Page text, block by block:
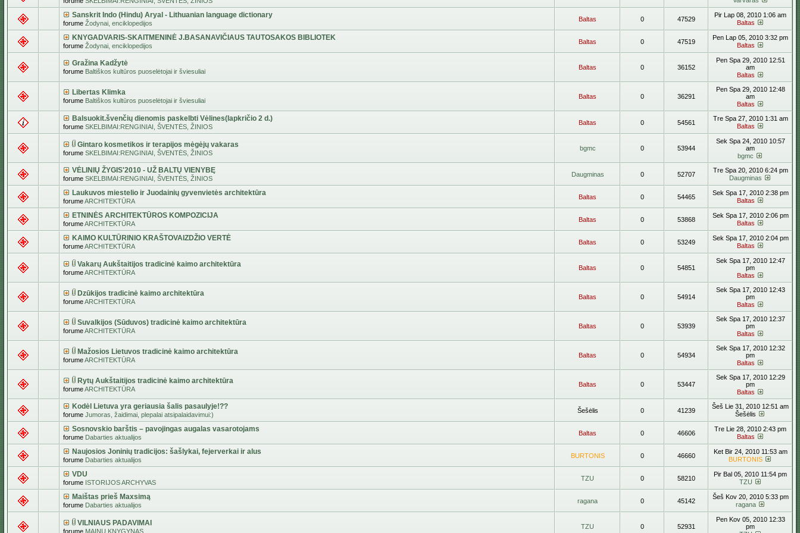
Sanskrit Indo (Hindu) Aryal - Lithuanian language dictionary
forume Žodynai, enciklopedijos
Baltas 0 47529
Pir Lap 08, 2010 1:06 am
Baltas
KNYGADVARIS-SKAITMENINĖ J.BASANAVIČIAUS TAUTOSAKOS BIBLIOTEK
forume Žodynai, enciklopedijos
Baltas 0 47519
Pen Lap 05, 2010 3:32 pm
Baltas
Gražina Kadžytė
forume Baltiškos kultūros puoselėtojai ir šviesuliai
Baltas 0 36152
Pen Spa 29, 2010 12:51
am
Baltas
Libertas Klimka
forume Baltiškos kultūros puoselėtojai ir šviesuliai
Baltas 0 36291
Pen Spa 29, 2010 12:48
am
Baltas
Balsuokit.švenčių dienomis paskelbti Vėlines(lapkričio 2 d.)
forume SKELBIMAI:RENGINIAI, ŠVENTĖS, ŽINIOS
Baltas 0 54561
Tre Spa 27, 2010 1:31 am
Baltas
Gintaro kosmetikos ir terapijos mėgėjų vakaras
forume SKELBIMAI:RENGINIAI, ŠVENTĖS, ŽINIOS
bgmc 0 53944
Sek Spa 24, 2010 10:57
am
bgmc
VĖLINIŲ ŽYGIS'2010 - UŽ BALTŲ VIENYBĘ
forume SKELBIMAI:RENGINIAI, ŠVENTĖS, ŽINIOS
Daugminas 0 52707
Tre Spa 20, 2010 6:24 pm
Daugminas
Laukuvos miestelio ir Juodainių gyvenvietės architektūra
forumeARCHITEKTŪRA
Baltas 0 54465
Sek Spa 17, 2010 2:38 pm
Baltas
ETNINĖS ARCHITEKTŪROS KOMPOZICIJA
forumeARCHITEKTŪRA
Baltas 0 53868
Sek Spa 17, 2010 2:06 pm
Baltas
KAIMO KULTŪRINIO KRAŠTOVAIZDŽIO VERTĖ
forumeARCHITEKTŪRA
Baltas 0 53249
Sek Spa 17, 2010 2:04 pm
Baltas
Vakarų Aukštaitijos tradicinė kaimo architektūra
forumeARCHITEKTŪRA
Baltas 0 54851
Sek Spa 17, 2010 12:47
pm
Baltas
Dzūkijos tradicinė kaimo architektūra
forumeARCHITEKTŪRA
Baltas 0 54914
Sek Spa 17, 2010 12:43
pm
Baltas
Suvalkijos (Sūduvos) tradicinė kaimo architektūra
forumeARCHITEKTŪRA
Baltas 0 53939
Sek Spa 17, 2010 12:37
pm
Baltas
Mažosios Lietuvos tradicinė kaimo architektūra
forumeARCHITEKTŪRA
Baltas 0 54934
Sek Spa 17, 2010 12:32
pm
Baltas
Rytų Aukštaitijos tradicinė kaimo architektūra
forumeARCHITEKTŪRA
Baltas 0 53447
Sek Spa 17, 2010 12:29
pm
Baltas
Kodėl Lietuva yra geriausia šalis pasaulyje!??
forume Jumoras, žaidimai, plepalai atsipalaidavimui:)
Šešėlis 0 41239
Šeš Lie 31, 2010 12:51 am
Šešėlis
Sosnovskio barštis – pavojingas augalas vasarotojams
forume Dabarties aktualijos
Baltas 0 46606
Tre Lie 28, 2010 2:43 pm
Baltas
Naujosios Joninių tradicijos: šašlykai, fejerverkai ir alus
forume Dabarties aktualijos
BURTONIS 0 46660
Ket Bir 24, 2010 11:53 am
BURTONIS
VDU
forume ISTORIJOS ARCHYVAS
TZU 0 58210
Pir Bal 05, 2010 11:54 pm
TZU
Maištas prieš Maxsimą
forume Dabarties aktualijos
ragana 0 45142
Šeš Kov 20, 2010 5:33 pm
ragana
VILNIAUS PADAVIMAI
forume MAINŲ KNYGYNAS
TZU 0 52931
Pen Kov 05, 2010 12:33
pm